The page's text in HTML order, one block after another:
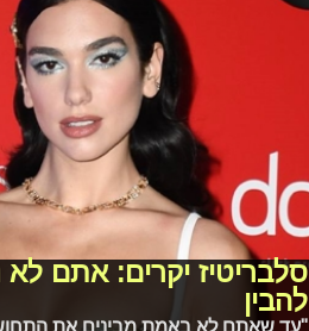
סלבריטיז יקרים: אתם
להבין
"עד שאתם לא באמת מבינים את